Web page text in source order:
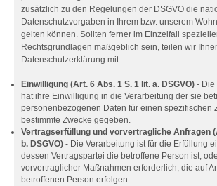
zusätzlich zu den Regelungen der DSGVO die
Datenschutzvorgaben in Ihrem bzw. unserem
gelten können. Sollten ferner im Einzelfall
Rechtsgrundlagen maßgeblich sein, teilen wir
Datenschutzerklärung mit.
Einwilligung (Art. 6 Abs. 1 S. 1 lit. a. DSGVO) - Die
hat ihre Einwilligung in die Verarbeitung der sie
personenbezogenen Daten für einen spezifischen
bestimmte Zwecke gegeben.
Vertragserfüllung und vorvertragliche Anfragen
b. DSGVO) - Die Verarbeitung ist für die Erfüllung
dessen Vertragspartei die betroffene Person ist,
vorvertraglicher Maßnahmen erforderlich, die auf
betroffenen Person erfolgen.